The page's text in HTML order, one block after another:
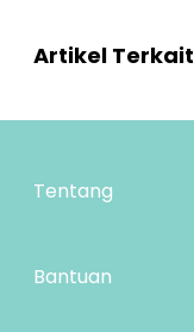
Artikel Terkait
Tentang
Lokasi Toko
Bantuan